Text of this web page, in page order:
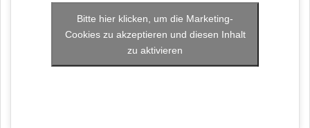
Bitte hier klicken, um die Marketing-
Cookies zu akzeptieren und diesen Inhalt
zu aktivieren